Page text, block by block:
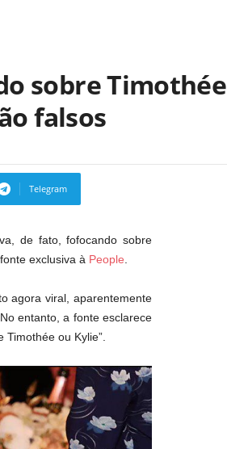
sobre Timothée
falsos
Telegram
de fato, fofocando sobre
exclusiva à People
agora viral, aparentemente
entanto, a fonte esclarece
ou Kylie”.